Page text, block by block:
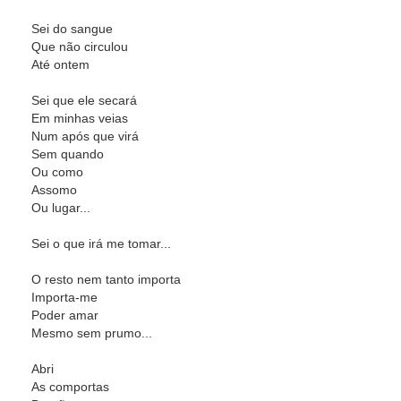
Sei do sangue
Que não circulou
Até ontem
Sei que ele secará
Em minhas veias
Num após que virá
Sem quando
Ou como
Assomo
Ou lugar...
Sei o que irá me tomar...
O resto nem tanto importa
Importa-me
Poder amar
Mesmo sem prumo...
Abri
As comportas